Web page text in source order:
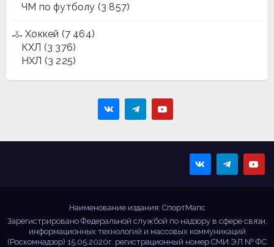
ЧМ по футболу (3 857)
Хоккей (7 464)
КХЛ (3 376)
НХЛ (3 225)
Наименование издания: СпортМапс
Зарегистрировано Федеральной службой по надзору в сфере связи,
информационных технологий и массовых коммуникаций
(Роскомнадзор) 15.05.2020г. регистрационный номер СМИ ЭЛ № ФС